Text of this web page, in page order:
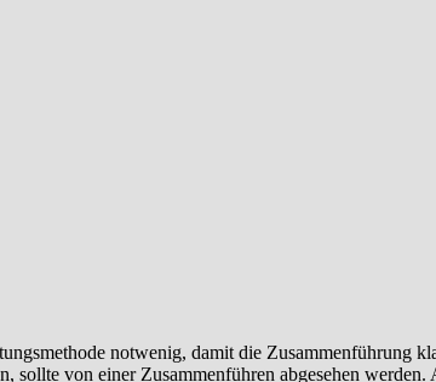
notwenig, damit die Zusammenführung
von einer Zusammenführen abgesehen werden.